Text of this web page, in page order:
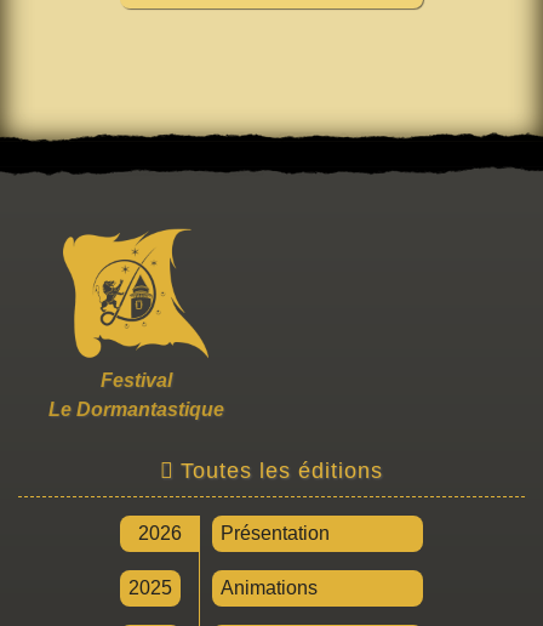
Festival
Le Dormantastique
Toutes les éditions
2026
2025
Présentation
Animations